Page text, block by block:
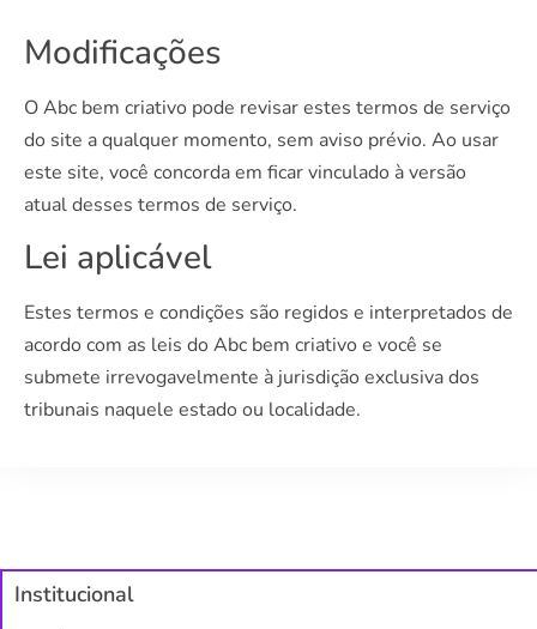
Modificações
O Abc bem criativo pode revisar estes termos de serviço
do site a qualquer momento, sem aviso prévio. Ao usar
este site, você concorda em ficar vinculado à versão
atual desses termos de serviço.
Lei aplicável
Estes termos e condições são regidos e interpretados de
acordo com as leis do Abc bem criativo e você se
submete irrevogavelmente à jurisdição exclusiva dos
tribunais naquele estado ou localidade.
Institucional